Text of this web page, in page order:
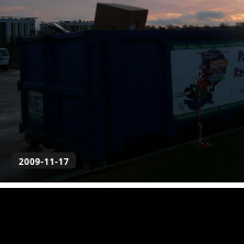
2009-11-17